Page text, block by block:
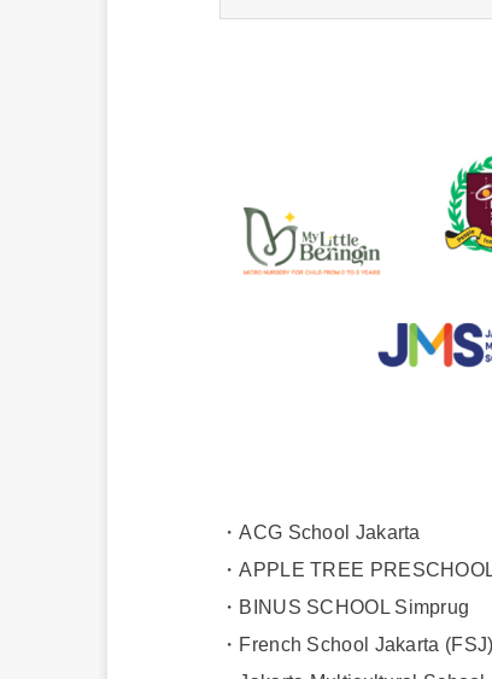
・ACG School Jakarta
・APPLE TREE
・BINUS SCHOOL Simprug
・French School Jakarta (FSJ)